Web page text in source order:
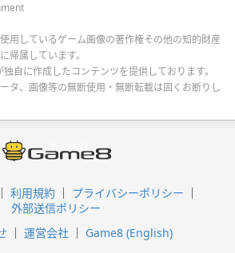
用しているゲーム画像の著作権その他の知的財産
帰属しています。
自に作成したコンテンツを提供しております。
タ、画像等の無断使用・無断転載は固くお断りし
利用規約
プライバシーポリシー
外部送信ポリシー
運営会社 Game8 (English)